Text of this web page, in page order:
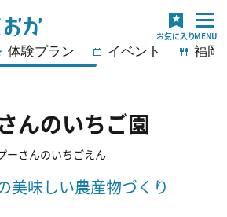
体験プラン イベント 福岡
んのいちご園
ーさんのいちごえん
美味しい農産物づくり